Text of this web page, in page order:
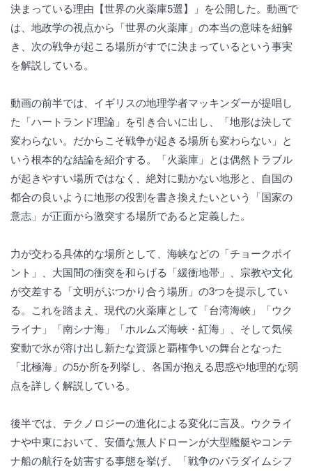
決まっている理由【世界の火薬庫5選】」を公開した。動画で
は、地政学の視点から「世界の火薬庫」の本当の意味を紐解
き、次の戦争が起こる場所がすでに決まっているという事実
を解説している。
動画の前半では、イギリスの地理学者マッキンダーが提唱し
た「ハートランド理論」を引き合いに出し、「地形は決して
変わらない。だからこそ戦争が起きる場所も変わらない」と
いう根本的な結論を紹介する。「火薬庫」とは偶然トラブル
が起きやすい場所ではなく、絶対に動かない地形と、自国の
都合の良いように地形の役割を書き換えたいという「国家の
意志」が正面から激突する場所であると定義した。
力が交わる具体的な場所として、海峡などの「チョークポイ
ント」、大国間の衝突を和らげる「緩衝地帯」、宗教や文化
が交差する「文明がぶつかり合う場所」の3つを提示してい
る。これを踏まえ、現代の火薬庫として「台湾海峡」「ウク
ライナ」「南シナ海」「ホルムズ海峡・紅海」、そして気候
変動で氷が溶け出し新たな資源と覇権争いの舞台となった
「北極海」の5か所を列挙し、各国が抱える思惑や地理的な弱
点を詳しく解説している。
後半では、テクノロジーの進化による変化に言及。ウクライ
ナや中東において、安価な無人ドローンが大型艦艇やコンテ
ナ船の航行を妨害する事態を挙げ、「戦争のパラダイムシフ